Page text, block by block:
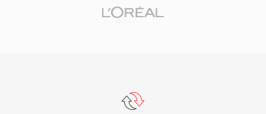
regulatoria enraizada em estruturas de
livre de patentes é licenciada sob BSD, que
supressao de ruido é controle automático de